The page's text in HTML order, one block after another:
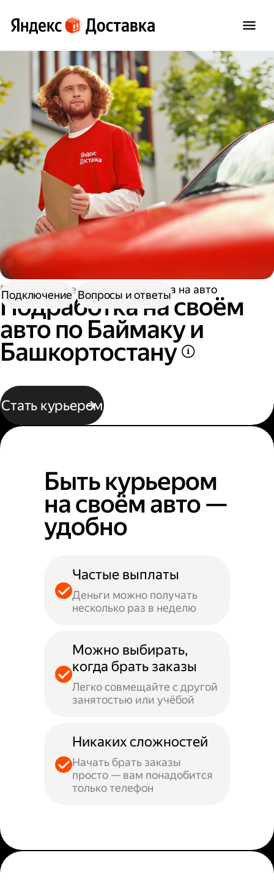
Работа водителем Подработка на авто
Подработка на своём
авто по Баймаку и
Башкортостану
Стать курьером
Подключение Вопросы и ответы
Быть курьером
на своём авто —
удобно
Частые выплаты
Деньги можно получать
несколько раз в неделю
Можно выбирать,
когда брать заказы
Легко совмещайте с другой
занятостью или учёбой
Никаких сложностей
Начать брать заказы
просто — вам понадобится
только телефон